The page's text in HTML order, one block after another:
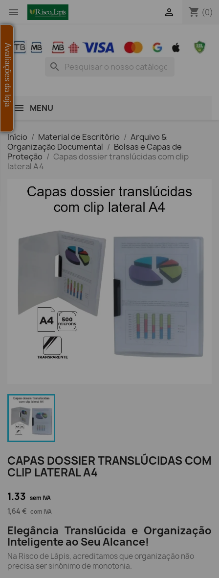
 shopping_cart (0)

search
MENU
Início Material de Escritório
Arquivo &
Organização Documental
Bolsas e Capas de
Proteção
Capas dossier translúcidas com clip
lateral A4
CAPAS DOSSIER TRANSLÚCIDAS COM
CLIP LATERAL A4
1.33 sem IVA
1,64 € com IVA
Elegância Translúcida e Organização
Inteligente ao Seu Alcance!
Na Risco de Lápis, acreditamos que organização não
precisa ser sinónimo de monotonia.
Avaliações da loja